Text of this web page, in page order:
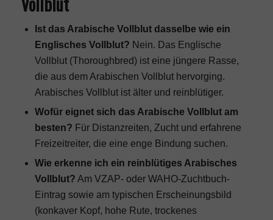
Ist das Arabische Vollblut dasselbe wie ein
Englisches Vollblut? Nein. Das Englische
Vollblut (Thoroughbred) ist eine jüngere Rasse,
die aus dem Arabischen Vollblut hervorging.
Arabisches Vollblut ist älter und reinblütiger.
Wofür eignet sich das Arabische Vollblut am
besten? Für Distanzreiten, Zucht und erfahrene
Freizeitreiter, die eine enge Bindung suchen.
Wie erkenne ich ein reinblütiges Arabisches
Vollblut? Am VZAP- oder WAHO-Zuchtbuch-
Eintrag sowie am typischen Erscheinungsbild
(konkaver Kopf, hohe Rute, trockenes